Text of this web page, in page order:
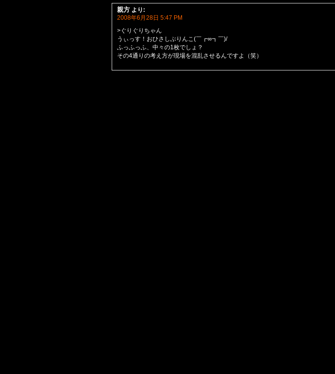
親方 より:
2008年6月28日 5:47 PM
>ぐりぐりちゃん
うぃっす！おひさしぶりんこ(￣┏∞┓￣)/
ふっふっふ、中々の1枚でしょ？
その4通りの考え方が現場を混乱させるんですよ（笑）